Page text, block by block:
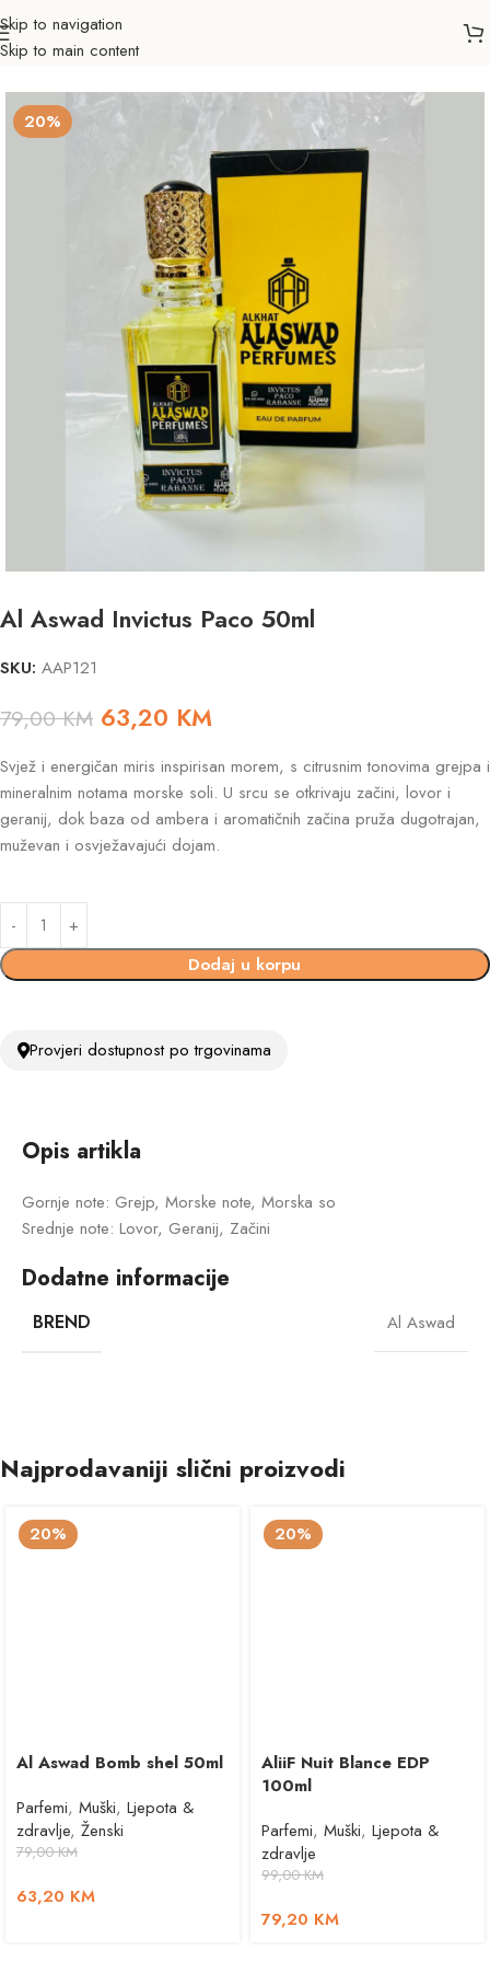
Skip to navigation
Skip to main content
Početna Ljepota & zdravlje
20%
Al Aswad Invictus Paco 50ml
SKU: AAP121
79,00KM 63,20 KM
Svjež i energičan miris inspirisan morem, s citrusnim tonovima grejpa i
mineralnim notama morske soli. U srcu se otkrivaju začini, lovor i
geranij, dok baza od ambera i aromatičnih začina pruža dugotrajan,
muževan i osvježavajući dojam.
Dodaj u korpu
Provjeri dostupnost po trgovinama
Opis artikla
Gornje note: Grejp, Morske note, Morska so
Srednje note: Lovor, Geranij, Začini
Dodatne informacije
BREND Al Aswad
Najprodavaniji slični proizvodi
20%
Al Aswad Bomb shel 50ml
Parfemi, Muški, Ljepota &
zdravlje, Ženski
79,00KM
63,20 KM
20%
AliiF Nuit Blance EDP
100ml
Parfemi, Muški, Ljepota &
zdravlje
99,00KM
79,20 KM